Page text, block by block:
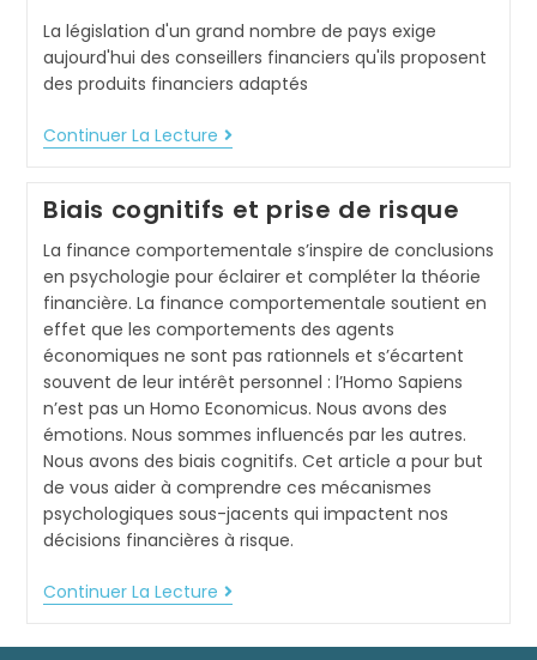
La législation d'un grand nombre de pays exige
aujourd'hui des conseillers financiers qu'ils proposent
des produits financiers adaptés
Continuer La Lecture
Biais cognitifs et prise de risque
La finance comportementale s’inspire de conclusions
en psychologie pour éclairer et compléter la théorie
financière. La finance comportementale soutient en
effet que les comportements des agents
économiques ne sont pas rationnels et s’écartent
souvent de leur intérêt personnel : l’Homo Sapiens
n’est pas un Homo Economicus. Nous avons des
émotions. Nous sommes influencés par les autres.
Nous avons des biais cognitifs. Cet article a pour but
de vous aider à comprendre ces mécanismes
psychologiques sous-jacents qui impactent nos
décisions financières à risque.
Continuer La Lecture